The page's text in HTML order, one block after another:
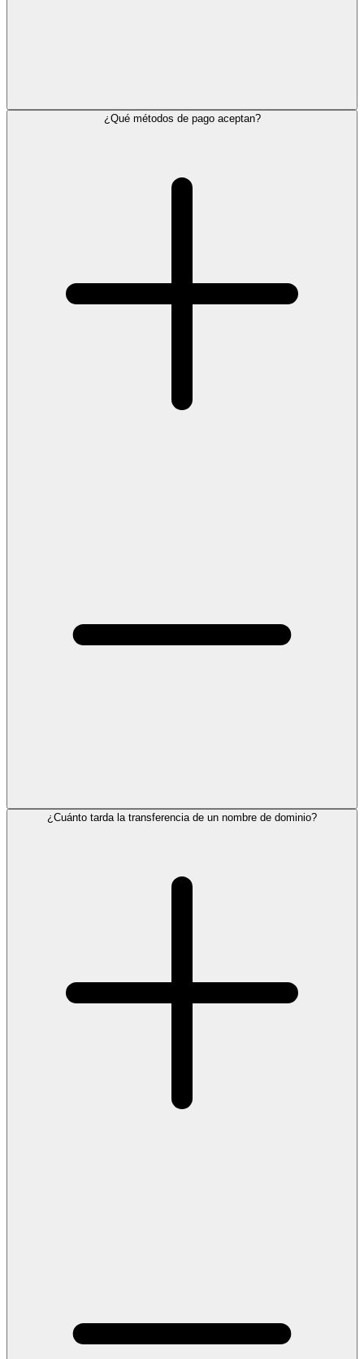
¿Qué métodos de pago aceptan?
¿Cuánto tarda la transferencia de un nombre de dominio?